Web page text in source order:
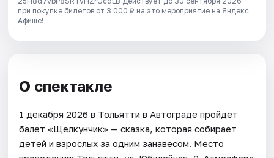
при покупке билетов от 3 000 ₽ на это мероприятие на Яндекс
Афише!
О спектакле
1 декабря 2026 в Тольятти в Автограде пройдет
балет «Щелкунчик» — сказка, которая собирает
детей и взрослых за одним занавесом. Место